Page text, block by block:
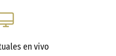
en vivo